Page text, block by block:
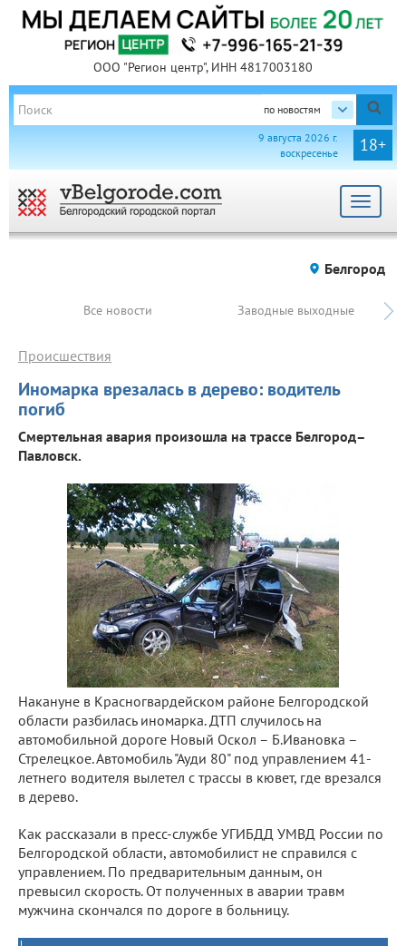
ООО "Регион центр", ИНН 4817003180
по новостям
18+
9 августа 2026 г.
воскресенье
Toggle
Белгород
Все новости Заводные выходные
Иномарка врезалась в дерево: водитель
погиб
Происшествия
Смертельная авария произошла на трассе Белгород–
Павловск.
Накануне в Красногвардейском районе Белгородской
области разбилась иномарка. ДТП случилось на
автомобильной дороге Новый Оскол – Б.Ивановка –
Стрелецкое. Автомобиль "Ауди 80" под управлением 41-
летнего водителя вылетел с трассы в кювет, где врезался
в дерево.
Как рассказали в пресс-службе УГИБДД УМВД России по
Белгородской области, автомобилист не справился с
управлением. По предварительным данным, он
превысил скорость. От полученных в аварии травм
мужчина скончался по дороге в больницу.